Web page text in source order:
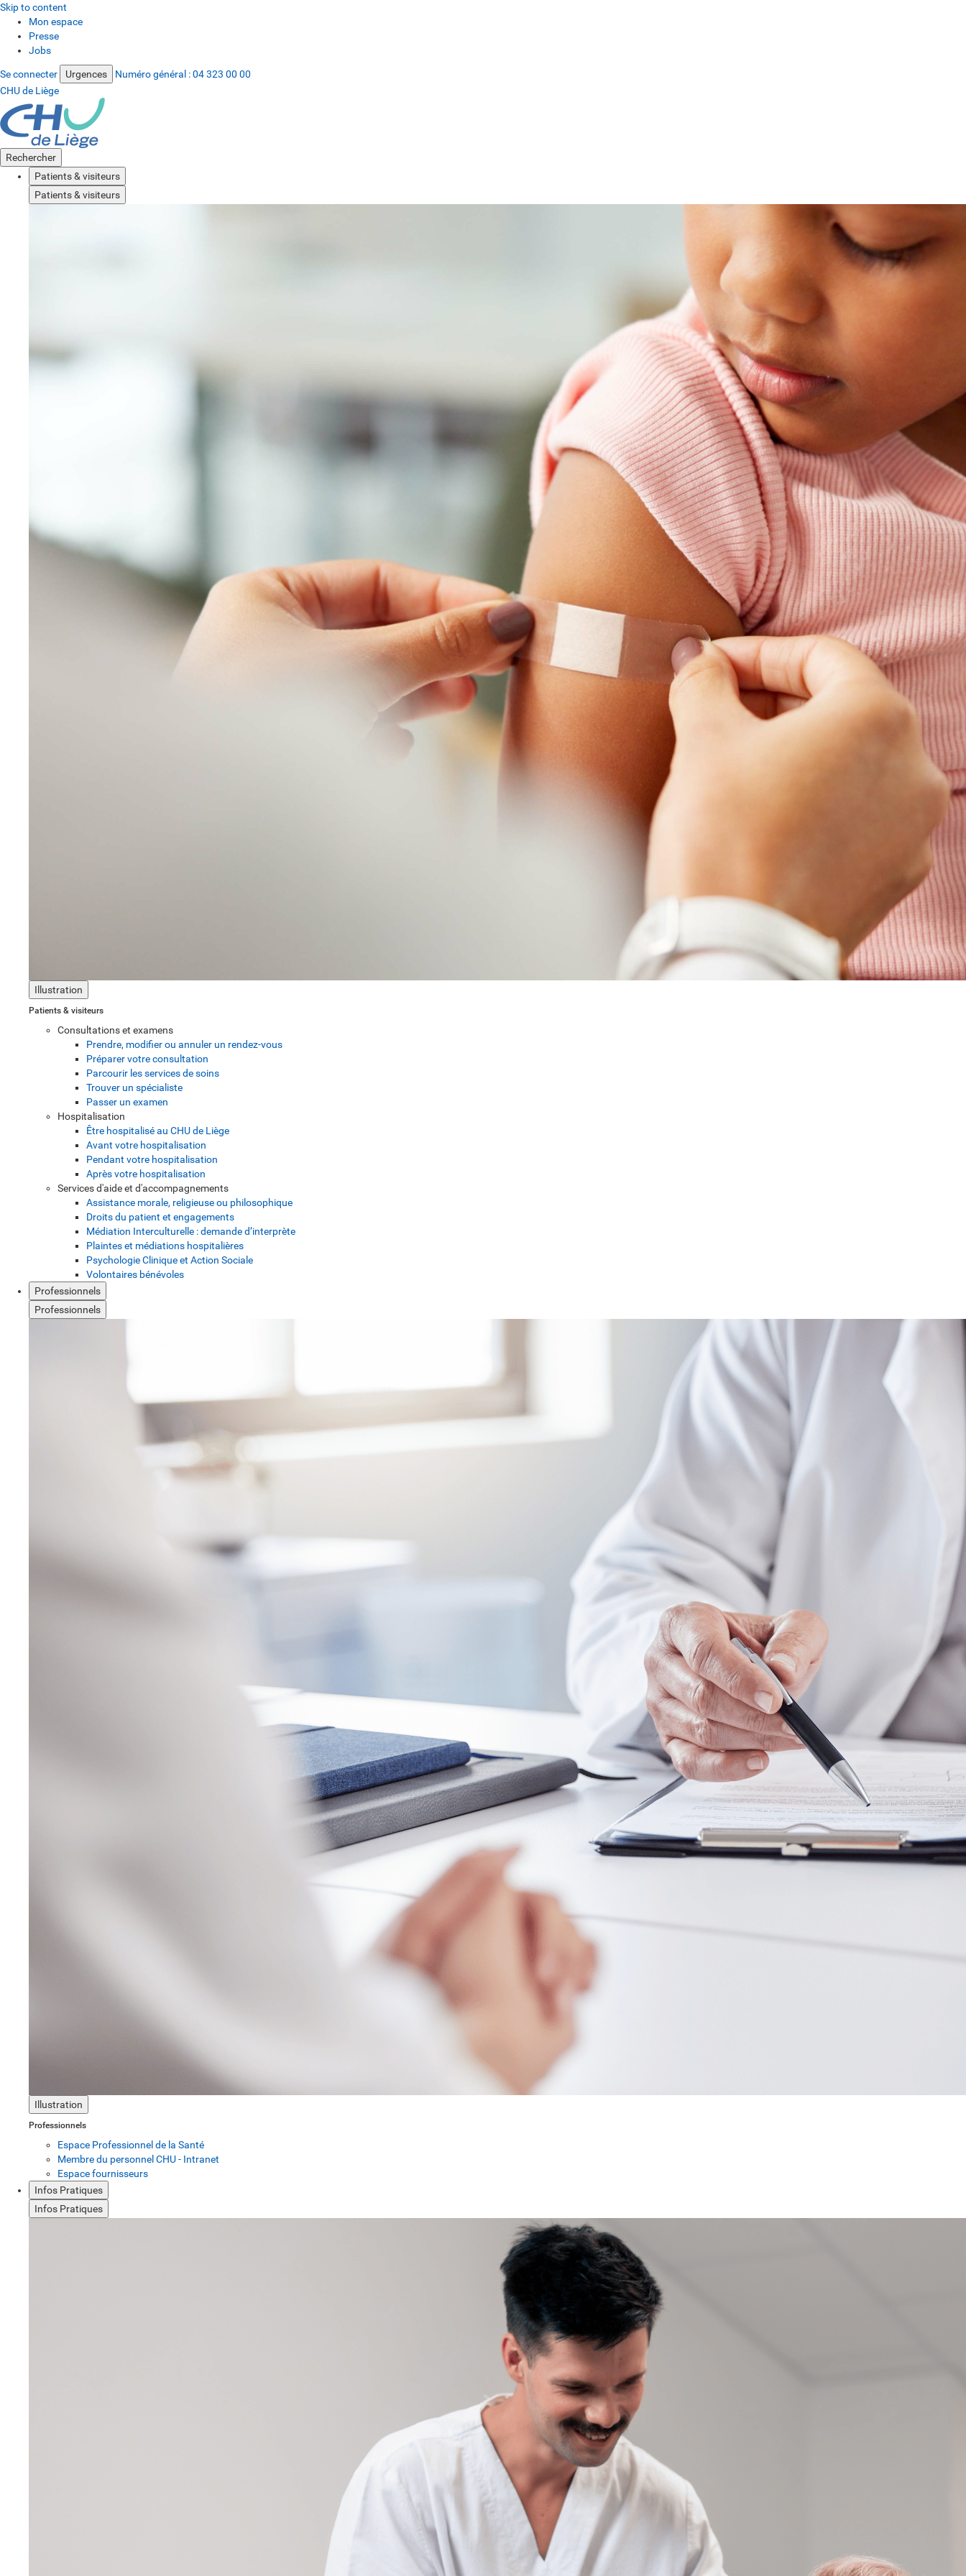
Skip to content
Mon espace
Presse
Jobs
Se connecter Urgences Numéro général :04 323 00 00
CHU de Liège
Rechercher
Patients & visiteurs
Patients & visiteurs
Illustration
Patients & visiteurs
Consultations et examens
Prendre, modifier ou annuler un rendez-vous
Préparer votre consultation
Parcourir les services de soins
Trouver un spécialiste
Passer un examen
Hospitalisation
Être hospitalisé au CHU de Liège
Avant votre hospitalisation
Pendant votre hospitalisation
Après votre hospitalisation
Services d'aide et d'accompagnements
Assistance morale, religieuse ou philosophique
Droits du patient et engagements
Médiation Interculturelle : demande d’interprète
Plaintes et médiations hospitalières
Psychologie Clinique et Action Sociale
Volontaires bénévoles
Professionnels
Professionnels
Illustration
Professionnels
Espace Professionnel de la Santé
Membre du personnel CHU - Intranet
Espace fournisseurs
Infos Pratiques
Infos Pratiques